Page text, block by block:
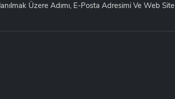
Üzere Adımı, E-Posta Adresimi Ve Web Site